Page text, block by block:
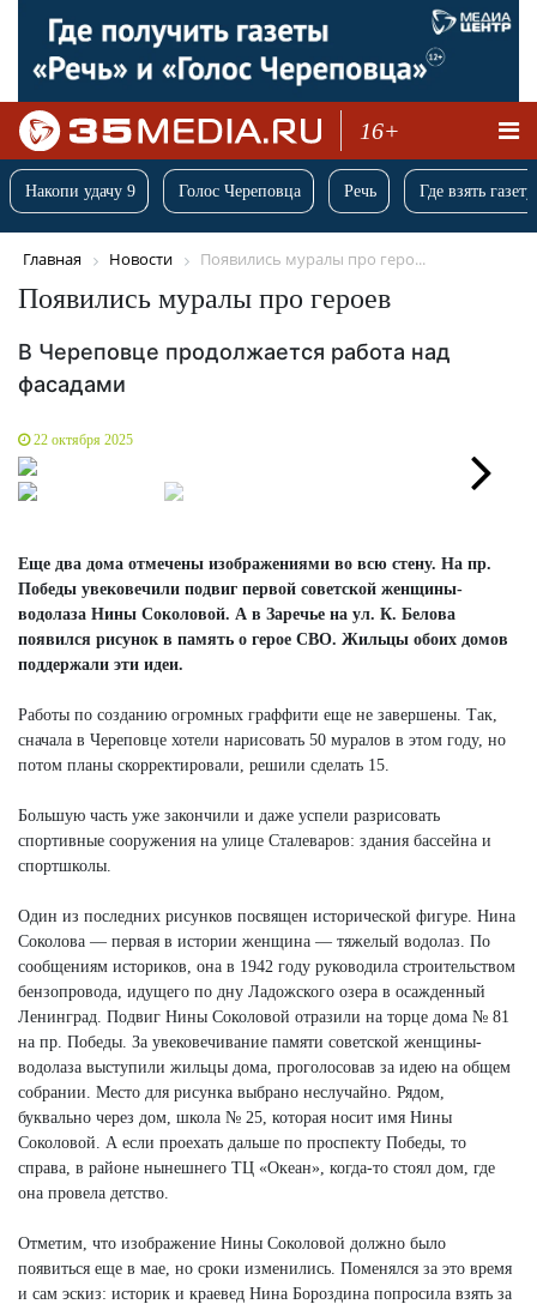
16+
Накопи удачу 9 Голос Череповца Речь Где взять
Главная Новости Появились муралы про геро...
Появились муралы про героев
В Череповце продолжается работа над
фасадами
22 октября 2025
Еще два дома отмечены изображениями во всю стену. На пр.
Победы увековечили подвиг первой советской женщины-
водолаза Нины Соколовой. А в Заречье на ул. К. Белова
появился рисунок в память о герое СВО. Жильцы обоих домов
поддержали эти идеи.
Работы по созданию огромных граффити еще не завершены. Так,
сначала в Череповце хотели нарисовать 50 муралов в этом году, но
потом планы скорректировали, решили сделать 15.
Большую часть уже закончили и даже успели разрисовать
спортивные сооружения на улице Сталеваров: здания бассейна и
спортшколы.
Один из последних рисунков посвящен исторической фигуре. Нина
Соколова — первая в истории женщина — тяжелый водолаз. По
сообщениям историков, она в 1942 году руководила строительством
бензопровода, идущего по дну Ладожского озера в осажденный
Ленинград. Подвиг Нины Соколовой отразили на торце дома № 81
на пр. Победы. За увековечивание памяти советской женщины-
водолаза выступили жильцы дома, проголосовав за идею на общем
собрании. Место для рисунка выбрано неслучайно. Рядом,
буквально через дом, школа № 25, которая носит имя Нины
Соколовой. А если проехать дальше по проспекту Победы, то
справа, в районе нынешнего ТЦ «Океан», когда-то стоял дом, где
она провела детство.
Отметим, что изображение Нины Соколовой должно было
появиться еще в мае, но сроки изменились. Поменялся за это время
и сам эскиз: историк и краевед Нина Бороздина попросила взять за